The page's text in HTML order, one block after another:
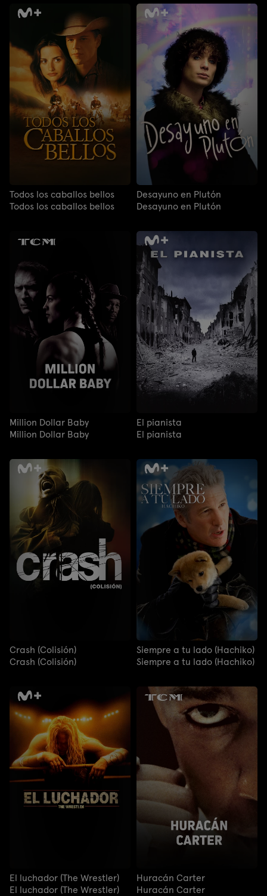
Todos los caballos bellos
Todos los caballos bellos
Desayuno en Plutón
Desayuno en Plutón
Million Dollar Baby
Million Dollar Baby
El pianista
El pianista
Crash (Colisión)
Crash (Colisión)
Siempre a tu lado (Hachiko)
Siempre a tu lado (Hachiko)
El luchador (The Wrestler)
El luchador (The Wrestler)
Huracán Carter
Huracán Carter